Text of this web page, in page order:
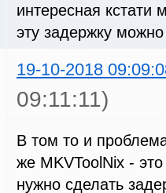
интересная кстати
эту задержку
19-10-2018
09:11:11)
В том то и
же MKVToolNix -
нужно сделать